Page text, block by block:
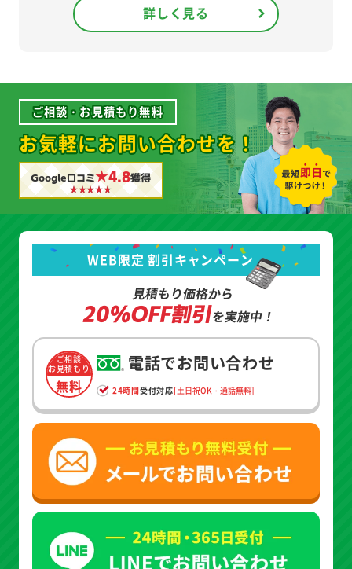
詳しく見る
ご相談・お見積もり無料
お気軽にお問い合わせを！
Google口コミ★4.8獲得
WEB限定 割引キャンペーン
見積もり価格から
20%OFF割引を実施中！
ご相談
お見積もり
無料
電話でお問い合わせ
24時間受付対応[土日祝OK・通話無料]